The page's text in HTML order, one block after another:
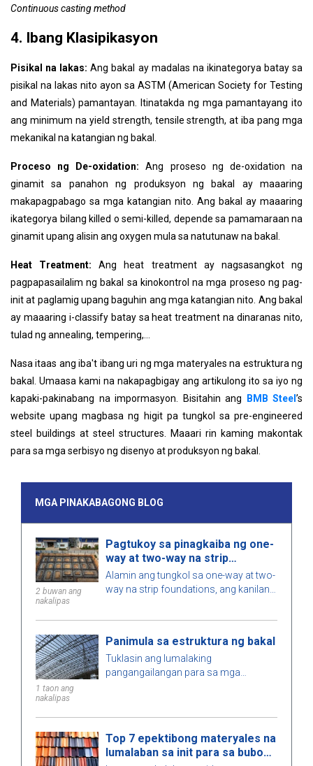
Continuous casting method
4. Ibang Klasipikasyon
Pisikal na lakas:Ang bakal ay madalas na ikinategorya batay sa
pisikal na lakas nito ayon sa ASTM (American Society for Testing
and Materials) pamantayan. Itinatakda ng mga pamantayang ito
ang minimum na yield strength, tensile strength, at iba pang mga
mekanikal na katangian ng bakal.
Proceso ng De-oxidation:Ang proseso ng de-oxidation na
ginamit sa panahon ng produksyon ng bakal ay maaaring
makapagpabago sa mga katangian nito. Ang bakal ay maaaring
ikategorya bilang killed o semi-killed, depende sa pamamaraan na
ginamit upang alisin ang oxygen mula sa natutunaw na bakal.
Heat Treatment:Ang heat treatment ay nagsasangkot ng
pagpapasailalim ng bakal sa kinokontrol na mga proseso ng pag-
init at paglamig upang baguhin ang mga katangian nito. Ang bakal
ay maaaring i-classify batay sa heat treatment na dinaranas nito,
tulad ng annealing, tempering,...
Nasa itaas ang iba't ibang uri ng mga materyales na estruktura ng
bakal. Umaasa kami na nakapagbigay ang artikulong ito sa iyo ng
kapaki-pakinabang na impormasyon. Bisitahin ang
BMB Steel ’s
website upang magbasa ng higit pa tungkol sa pre-engineered
steel buildings at steel structures. Maaari rin kaming makontak
para sa mga serbisyo ng disenyo at produksyon ng bakal.
MGA PINAKABAGONG BLOG
2 buwan ang
nakalipas
Pagtukoy sa pinagkaiba ng one-
way at two-way na strip
foundations
Alamin ang tungkol sa one-way at two-
way na strip foundations, ang kanilang
iyong proyekto.
1 taon ang
nakalipas
Panimula sa estruktura ng bakal
Tuklasin ang lumalaking
pangangailangan para sa mga
aplikasyon.
Top 7 epektibong materyales na
lumalaban sa init para sa bubong